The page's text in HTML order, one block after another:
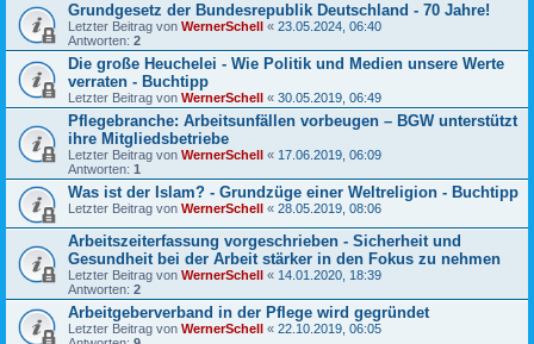
Grundgesetz der Bundesrepublik Deutschland - 70 Jahre!
Letzter Beitrag von WernerSchell « 23.05.2024, 06:40
Antworten: 2
Die große Heuchelei - Wie Politik und Medien unsere Werte
verraten - Buchtipp
Letzter Beitrag von WernerSchell « 30.05.2019, 06:49
Pflegebranche: Arbeitsunfällen vorbeugen – BGW unterstützt
ihre Mitgliedsbetriebe
Letzter Beitrag von WernerSchell « 17.06.2019, 06:09
Antworten: 1
Was ist der Islam? - Grundzüge einer Weltreligion - Buchtipp
Letzter Beitrag von WernerSchell « 28.05.2019, 08:06
Arbeitszeiterfassung vorgeschrieben - Sicherheit und
Gesundheit bei der Arbeit stärker in den Fokus zu nehmen
Letzter Beitrag von WernerSchell « 14.01.2020, 18:39
Antworten: 2
Arbeitgeberverband in der Pflege wird gegründet
Letzter Beitrag von WernerSchell « 22.10.2019, 06:05